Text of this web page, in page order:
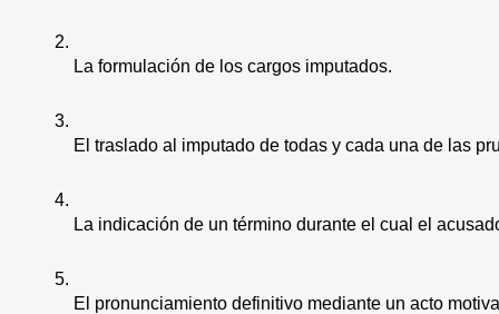
La formulación de los cargos imputados.
El traslado al imputado de todas y cada una de las
La indicación de un término durante el cual el
El pronunciamiento definitivo mediante un acto